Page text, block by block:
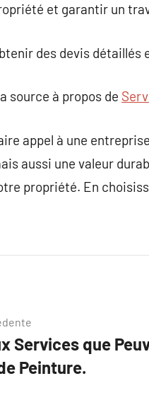
et garantir un
des devis
source à propos de
appel à une
aussi une valeur
propriété. En
Services que
Peinture.